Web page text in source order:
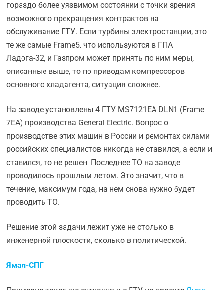
гораздо более уязвимом состоянии с точки зрения
возможного прекращения контрактов на
обслуживание ГТУ. Если турбины электростанции, это
те же самые Frame5, что используются в ГПА
Ладога-32, и Газпром может принять по ним меры,
описанные выше, то по приводам компрессоров
основного хладагента, ситуация сложнее.
На заводе установлены 4 ГТУ MS7121EA DLN1 (Frame
7EA) производства General Electric. Вопрос о
производстве этих машин в России и ремонтах силами
российских специалистов никогда не ставился, а если и
ставился, то не решен. Последнее ТО на заводе
проводилось прошлым летом. Это значит, что в
течение, максимум года, на нем снова нужно будет
проводить ТО.
Решение этой задачи лежит уже не столько в
инженерной плоскости, сколько в политической.
Ямал-СПГ